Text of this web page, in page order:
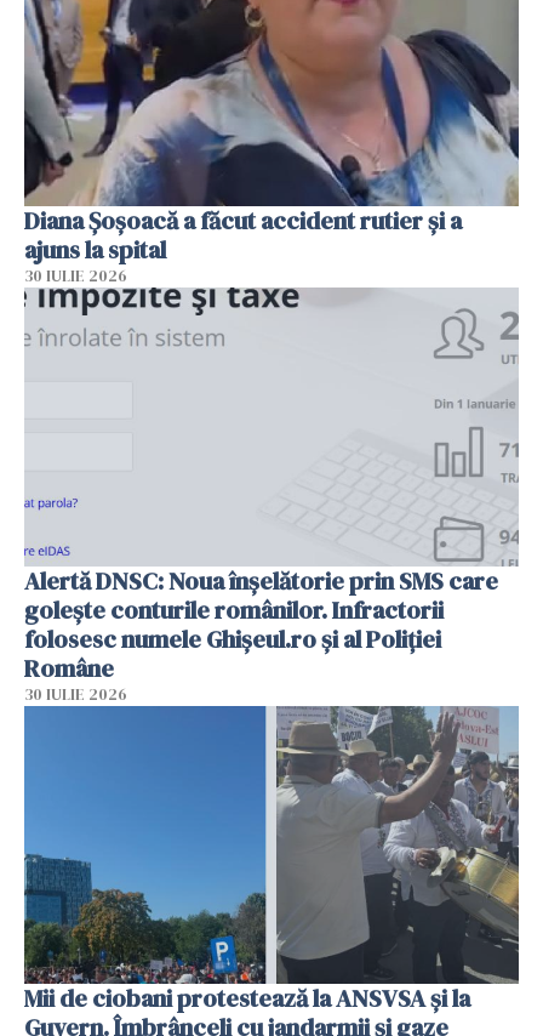
Diana Șoșoacă a făcut accident rutier și a
ajuns la spital
30 IULIE 2026
Alertă DNSC: Noua înșelătorie prin SMS care
golește conturile românilor. Infractorii
folosesc numele Ghișeul.ro și al Poliției
Române
30 IULIE 2026
Mii de ciobani protestează la ANSVSA și la
Guvern. Îmbrânceli cu jandarmii și gaze